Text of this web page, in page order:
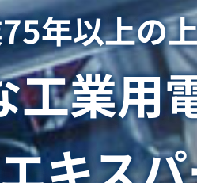
年以上の
工業用
キス